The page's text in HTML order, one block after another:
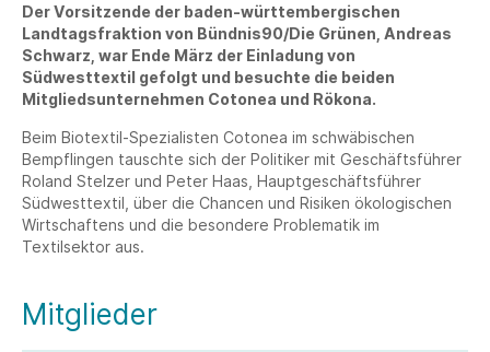
Der Vorsitzende der baden-württembergischen
Landtagsfraktion von Bündnis90/Die Grünen, Andreas
Schwarz, war Ende März der Einladung von
Südwesttextil gefolgt und besuchte die beiden
Mitgliedsunternehmen Cotonea und Rökona.
Beim Biotextil-Spezialisten Cotonea im schwäbischen
Bempflingen tauschte sich der Politiker mit Geschäftsführer
Roland Stelzer und Peter Haas, Hauptgeschäftsführer
Südwesttextil, über die Chancen und Risiken ökologischen
Wirtschaftens und die besondere Problematik im
Textilsektor aus.
Mitglieder